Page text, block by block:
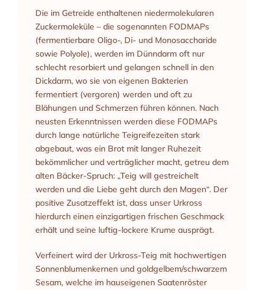
Die im Getreide enthaltenen niedermolekularen
Zuckermoleküle – die sogenannten FODMAPs
(fermentierbare Oligo-, Di- und Monosaccharide
sowie Polyole), werden im Dünndarm oft nur
schlecht resorbiert und gelangen schnell in den
Dickdarm, wo sie von eigenen Bakterien
fermentiert (vergoren) werden und oft zu
Blähungen und Schmerzen führen können. Nach
neusten Erkenntnissen werden diese FODMAPs
durch lange natürliche Teigreifezeiten stark
abgebaut, was ein Brot mit langer Ruhezeit
bekömmlicher und verträglicher macht, getreu dem
alten Bäcker-Spruch: „Teig will gestreichelt
werden und die Liebe geht durch den Magen“. Der
positive Zusatzeffekt ist, dass unser Urkross
hierdurch einen einzigartigen frischen Geschmack
erhält und seine luftig-lockere Krume ausprägt.
Verfeinert wird der Urkross-Teig mit hochwertigen
Sonnenblumenkernen und goldgelbem/schwarzem
Sesam, welche im hauseigenen Saatenröster